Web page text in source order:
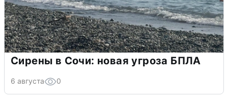
Сирены в Сочи: новая угроза БПЛА
6 августа 0